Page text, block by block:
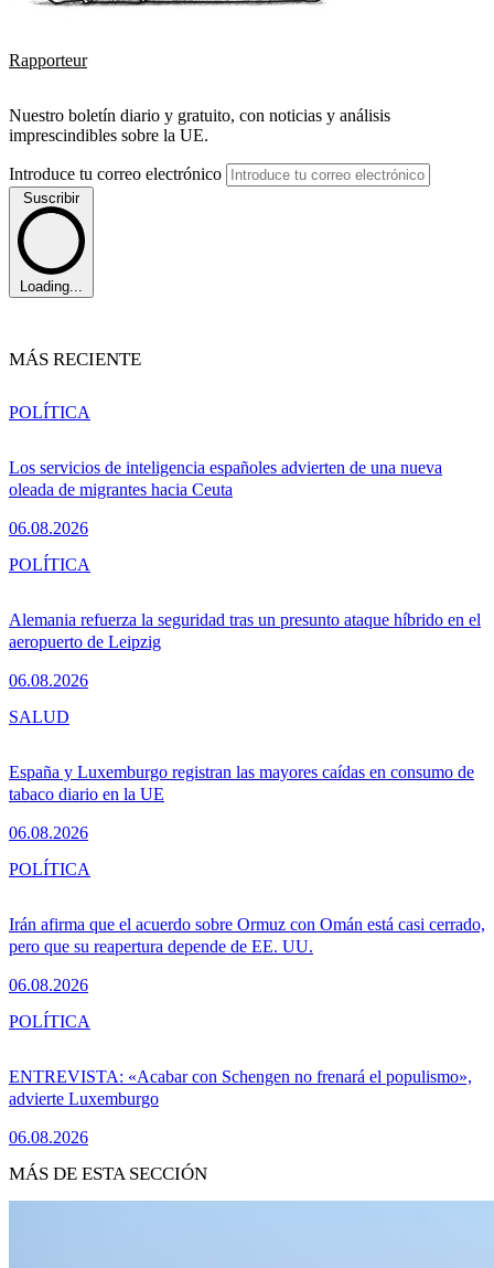
Rapporteur
Nuestro boletín diario y gratuito, con noticias y análisis
imprescindibles sobre la UE.
Introduce tu correo electrónico
Suscribir
Loading...
MÁS RECIENTE
Los servicios de inteligencia españoles advierten de una nueva
oleada de migrantes hacia Ceuta
06.08.2026
POLÍTICA
Alemania refuerza la seguridad tras un presunto ataque híbrido en el
aeropuerto de Leipzig
06.08.2026
POLÍTICA
España y Luxemburgo registran las mayores caídas en consumo de
tabaco diario en la UE
06.08.2026
SALUD
Irán afirma que el acuerdo sobre Ormuz con Omán está casi cerrado,
pero que su reapertura depende de EE. UU.
06.08.2026
POLÍTICA
ENTREVISTA: «Acabar con Schengen no frenará el populismo»,
advierte Luxemburgo
06.08.2026
POLÍTICA
MÁS DE ESTA SECCIÓN